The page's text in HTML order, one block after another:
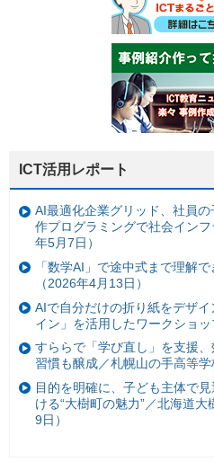
ICT活用レポート
AI最適化企業グリッド、社員
作プログラミングで社会イン
年5月7日）
「数学AI」で途中式まで理解
（2026年4月13日）
AIで自分だけの折り紙をデザ
イン」を活用したワークショ
すららで「学び直し」を支援
習慣も醸成／札幌山の手高等学
目的を明確に、子ども主体で
ける“大樹町の魅力”／北海道
9日）